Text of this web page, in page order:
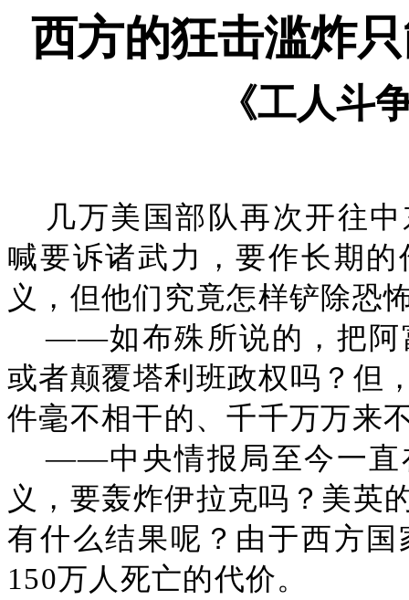
西方的狂击滥炸
《工人斗
几万美国部队再次开往
喊要诉诸武力，要作长期
义，但他们究竟怎样铲除恐
——如布殊所说的，把阿
或者颠覆塔利班政权吗？但
件毫不相干的、千千万万来
——中央情报局至今一直
义，要轰炸伊拉克吗？美英
有什么结果呢？由于西方
150万人死亡的代价。